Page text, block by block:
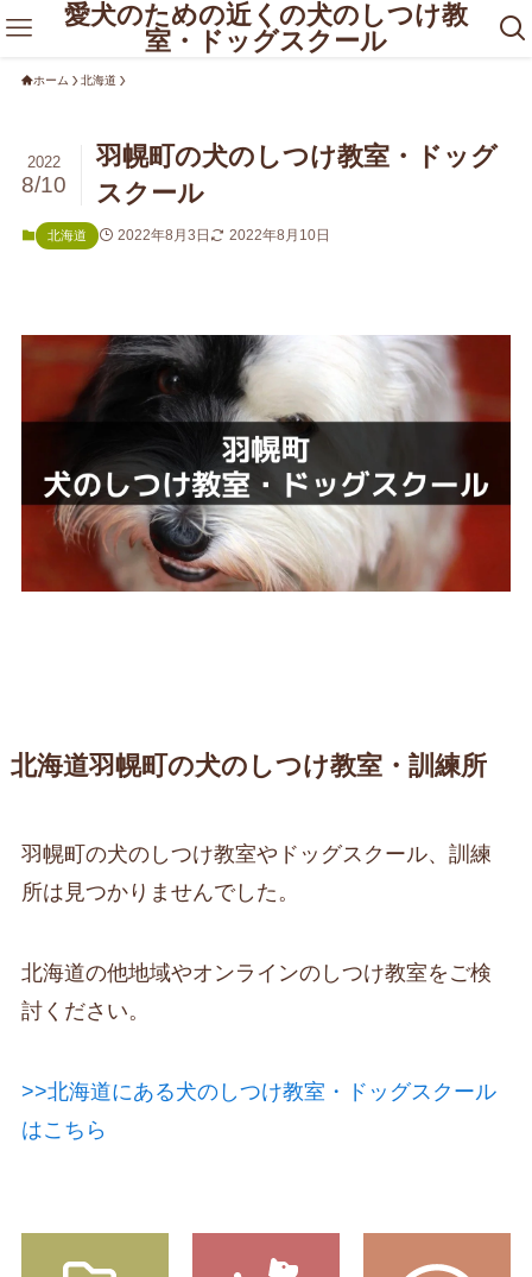
愛犬のための近くの犬のしつけ教
室・ドッグスクール
ホーム 北海道
羽幌町の犬のしつけ教室・ドッグ
スクール
2022
8/10
北海道 2022年8月3日 2022年8月10日
北海道羽幌町の犬のしつけ教室・訓練所
羽幌町の犬のしつけ教室やドッグスクール、訓練
所は見つかりませんでした。
北海道の他地域やオンラインのしつけ教室をご検
討ください。
>>北海道にある犬のしつけ教室・ドッグスクール
はこちら